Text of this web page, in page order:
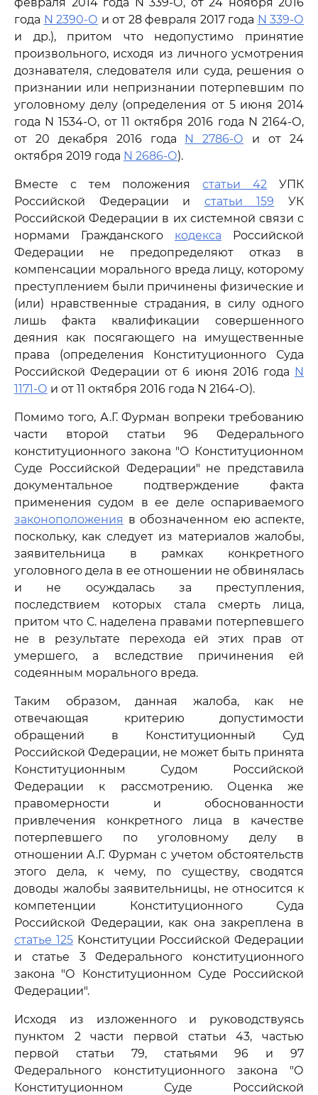
года N 2390-О и от 28 февраля 2017 года N 339-О
и др.), притом что недопустимо принятие
произвольного, исходя из личного усмотрения
дознавателя, следователя или суда, решения о
признании или непризнании потерпевшим по
уголовному делу (определения от 5 июня 2014
года N 1534-О, от 11 октября 2016 года N 2164-О,
от 20 декабря 2016 года N 2786-О и от 24
октября 2019 года N 2686-О).
Вместе с тем положениястатьи 42 УПК
Российской Федерации и статьи 159 УК
Российской Федерации в их системной связи с
нормами Гражданского кодекса Российской
Федерации не предопределяют отказ в
компенсации морального вреда лицу, которому
преступлением были причинены физические и
(или) нравственные страдания, в силу одного
лишь факта квалификации совершенного
деяния как посягающего на имущественные
права (определения Конституционного Суда
Российской Федерации от 6 июня 2016 года N
1171-О и от 11 октября 2016 года N 2164-О).
Помимо того, А.Г. Фурман вопреки требованию
части второй статьи 96 Федерального
конституционного закона "О Конституционном
Суде Российской Федерации" не представила
документальное подтверждение факта
применения судом в ее деле оспариваемого
законоположения в обозначенном ею аспекте,
поскольку, как следует из материалов жалобы,
заявительница в рамках конкретного
уголовного дела в ее отношении не обвинялась
и не осуждалась за преступления,
последствием которых стала смерть лица,
притом что С. наделена правами потерпевшего
не в результате перехода ей этих прав от
умершего, а вследствие причинения ей
содеянным морального вреда.
Таким образом, данная жалоба, как не
отвечающая критерию допустимости
обращений в Конституционный Суд
Российской Федерации, не может быть принята
Конституционным Судом Российской
Федерации к рассмотрению. Оценка же
правомерности и обоснованности
привлечения конкретного лица в качестве
потерпевшего по уголовному делу в
отношении А.Г. Фурман с учетом обстоятельств
этого дела, к чему, по существу, сводятся
доводы жалобы заявительницы, не относится к
компетенции Конституционного Суда
Российской Федерации, как она закреплена в
статье 125Конституции Российской Федерации
и статье 3 Федерального конституционного
закона "О Конституционном Суде Российской
Федерации".
Исходя из изложенного и руководствуясь
пунктом 2 части первой статьи 43, частью
первой статьи 79, статьями 96 и 97
Федерального конституционного закона "О
Конституционном Суде Российской